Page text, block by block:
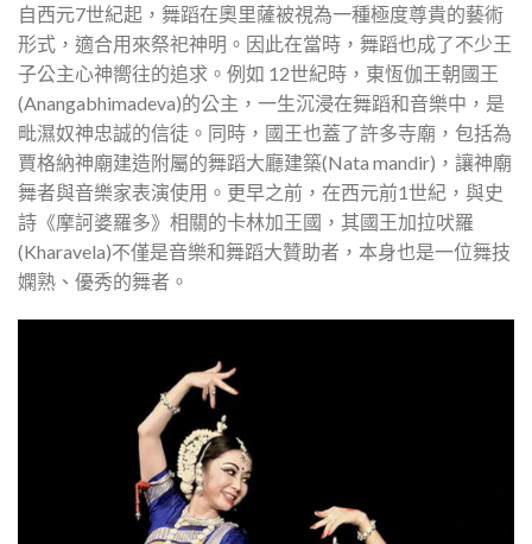
自西元7世紀起，舞蹈在奧里薩被視為一種極度尊貴的藝術
形式，適合用來祭祀神明。因此在當時，舞蹈也成了不少王
子公主心神嚮往的追求。例如 12世紀時，東恆伽王朝國王
(Anangabhimadeva)的公主，一生沉浸在舞蹈和音樂中，是
毗濕奴神忠誠的信徒。同時，國王也蓋了許多寺廟，包括為
賈格納神廟建造附屬的舞蹈大廳建築(Nata mandir)，讓神廟
舞者與音樂家表演使用。更早之前，在西元前1世紀，與史
詩《摩訶婆羅多》相關的卡林加王國，其國王加拉吠羅
(Kharavela)不僅是音樂和舞蹈大贊助者，本身也是一位舞技
嫻熟、優秀的舞者。